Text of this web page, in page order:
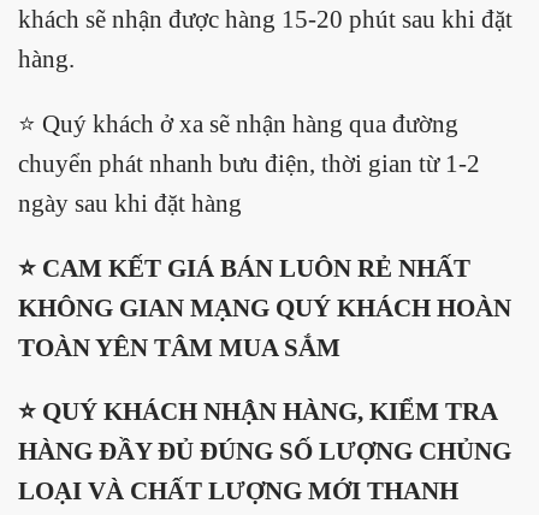
khách sẽ nhận được hàng 15-20 phút sau khi đặt
hàng.
⭐️ Quý khách ở xa sẽ nhận hàng qua đường
chuyển phát nhanh bưu điện, thời gian từ 1-2
ngày sau khi đặt hàng
⭐️ CAM KẾT GIÁ BÁN LUÔN RẺ NHẤT
KHÔNG GIAN MẠNG QUÝ KHÁCH HOÀN
TOÀN YÊN TÂM MUA SẮM
⭐️ QUÝ KHÁCH NHẬN HÀNG, KIỂM TRA
HÀNG ĐẦY ĐỦ ĐÚNG SỐ LƯỢNG CHỦNG
LOẠI VÀ CHẤT LƯỢNG MỚI THANH